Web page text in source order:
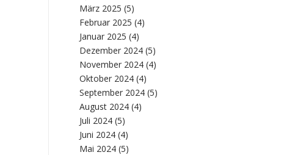
März 2025 (5)
Februar 2025 (4)
Januar 2025 (4)
Dezember 2024 (5)
November 2024 (4)
Oktober 2024 (4)
September 2024 (5)
August 2024 (4)
Juli 2024 (5)
Juni 2024 (4)
Mai 2024 (5)